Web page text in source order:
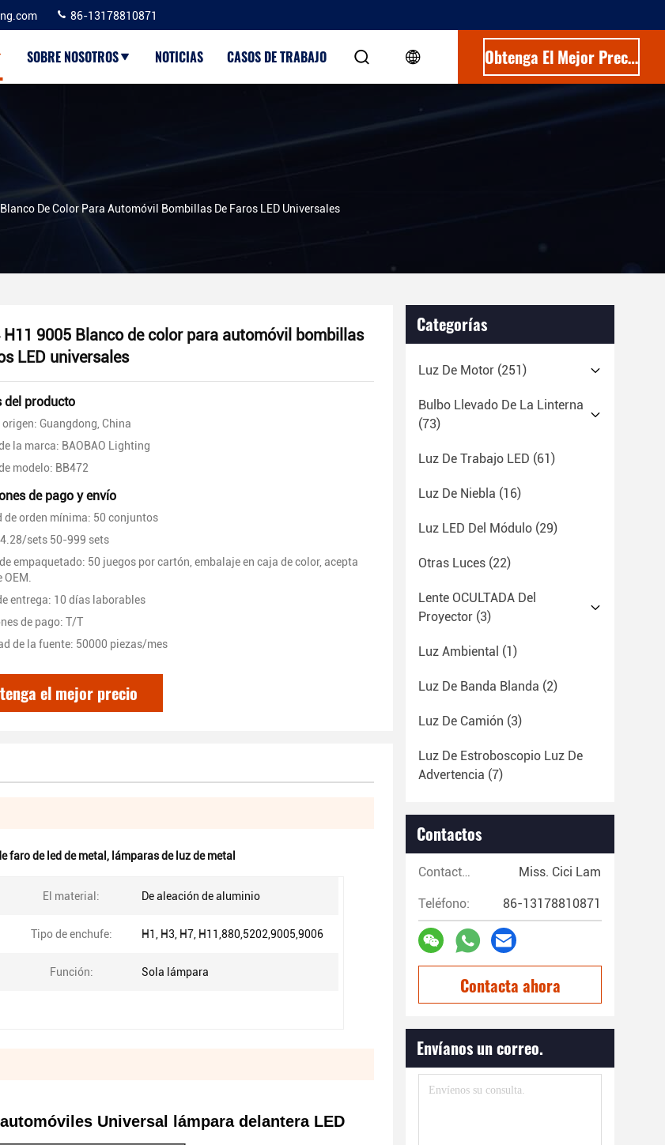
86-13178810871
SOBRE NOSOTROS NOTICIAS CASOS DE TRABAJO Obtenga El Mejor Precio
De Color Para Automóvil Bombillas De Faros LED Universales
H11 9005 Blanco de color para automóvil bombillas
LED universales
del producto
origen: Guangdong, China
la marca: BAOBAO Lighting
modelo: BB472
de pago y envío
de orden mínima: 50 conjuntos
sets 50-999 sets
empaquetado: 50 juegos por cartón, embalaje en caja de color, acepta
entrega: 10 días laborables
de pago: T/T
de la fuente: 50000 piezas/mes
el mejor precio
faro de led de metal , lámparas de luz de metal
El material: De aleación de aluminio
Tipo de enchufe: H1, H3, H7, H11,880,5202,9005,9006
Función: Sola lámpara
Universal lámpara delantera LED
Categorías
Luz De Motor (251)
Bulbo Llevado De La Linterna
(73)
Luz De Trabajo LED (61)
Luz De Niebla (16)
Luz LED Del Módulo (29)
Otras Luces (22)
Lente OCULTADA Del
Proyector (3)
Luz Ambiental (1)
Luz De Banda Blanda (2)
Luz De Camión (3)
Luz De Estroboscopio Luz De
Advertencia (7)
Contactos
Contactos: Miss. Cici Lam
Teléfono: 86-13178810871
Contacta ahora
Envíanos un correo.